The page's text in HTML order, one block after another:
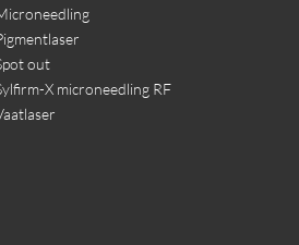
out
X microneedling RF